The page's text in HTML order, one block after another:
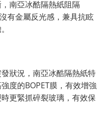
南亞冰酷隔熱紙阻隔
沒有金屬反光感，兼具抗眩
狀況，南亞冰酷隔熱紙特
度的BOPET膜，有效增強
更緊抓碎裂玻璃，有效保